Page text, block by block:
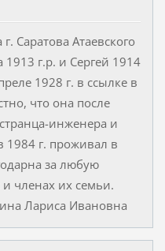
Саратова Атаевского
г.р. и Сергей 1914
1928 г. в ссылке в
что она после
инженера и
1984 г. проживал в
за любую
членах их семьи.
Лариса Ивановна